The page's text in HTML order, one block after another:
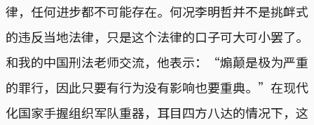
律，任何进步都不可能存在。何况李明哲并不是挑衅式
的违反当地法律，只是这个法律的口子可大可小罢了。
和我的中国刑法老师交流，他表示：“煽颠是极为严重
的罪行，因此只要有行为没有影响也要重典。”在现代
化国家手握组织军队重器，耳目四方八达的情况下，这